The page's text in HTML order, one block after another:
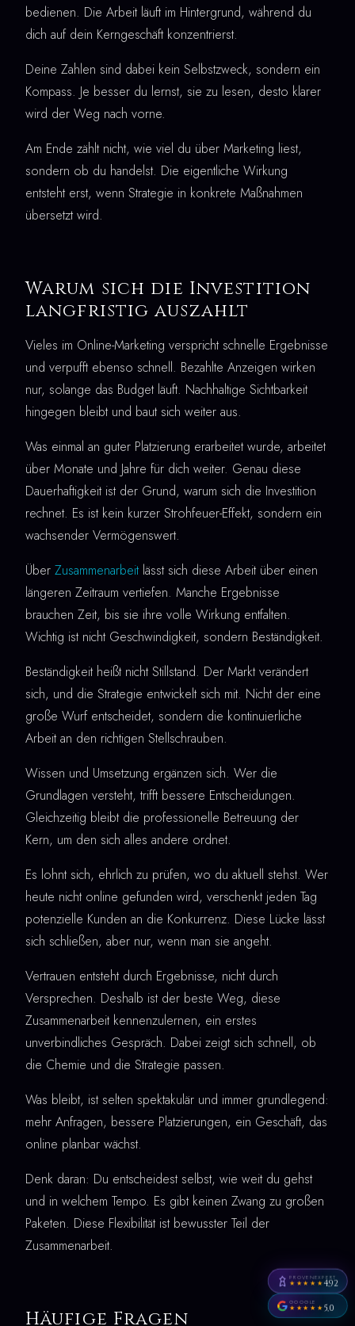
bedienen. Die Arbeit läuft im Hintergrund, während du
dich auf dein Kerngeschäft konzentrierst.
Deine Zahlen sind dabei kein Selbstzweck, sondern ein
Kompass. Je besser du lernst, sie zu lesen, desto klarer
wird der Weg nach vorne.
Am Ende zählt nicht, wie viel du über Marketing liest,
sondern ob du handelst. Die eigentliche Wirkung
entsteht erst, wenn Strategie in konkrete Maßnahmen
übersetzt wird.
Warum sich die Investition
langfristig auszahlt
Vieles im Online-Marketing verspricht schnelle Ergebnisse
und verpufft ebenso schnell. Bezahlte Anzeigen wirken
nur, solange das Budget läuft. Nachhaltige Sichtbarkeit
hingegen bleibt und baut sich weiter aus.
Was einmal an guter Platzierung erarbeitet wurde, arbeitet
über Monate und Jahre für dich weiter. Genau diese
Dauerhaftigkeit ist der Grund, warum sich die Investition
rechnet. Es ist kein kurzer Strohfeuer-Effekt, sondern ein
wachsender Vermögenswert.
Über Zusammenarbeit lässt sich diese Arbeit über einen
längeren Zeitraum vertiefen. Manche Ergebnisse
brauchen Zeit, bis sie ihre volle Wirkung entfalten.
Wichtig ist nicht Geschwindigkeit, sondern Beständigkeit.
Beständigkeit heißt nicht Stillstand. Der Markt verändert
sich, und die Strategie entwickelt sich mit. Nicht der eine
große Wurf entscheidet, sondern die kontinuierliche
Arbeit an den richtigen Stellschrauben.
Wissen und Umsetzung ergänzen sich. Wer die
Grundlagen versteht, trifft bessere Entscheidungen.
Gleichzeitig bleibt die professionelle Betreuung der
Kern, um den sich alles andere ordnet.
Es lohnt sich, ehrlich zu prüfen, wo du aktuell stehst. Wer
heute nicht online gefunden wird, verschenkt jeden Tag
potenzielle Kunden an die Konkurrenz. Diese Lücke lässt
sich schließen, aber nur, wenn man sie angeht.
Vertrauen entsteht durch Ergebnisse, nicht durch
Versprechen. Deshalb ist der beste Weg, diese
Zusammenarbeit kennenzulernen, ein erstes
unverbindliches Gespräch. Dabei zeigt sich schnell, ob
die Chemie und die Strategie passen.
Was bleibt, ist selten spektakulär und immer grundlegend:
mehr Anfragen, bessere Platzierungen, ein Geschäft, das
online planbar wächst.
Denk daran: Du entscheidest selbst, wie weit du gehst
und in welchem Tempo. Es gibt keinen Zwang zu großen
Paketen. Diese Flexibilität ist bewusster Teil der
Zusammenarbeit.
Häufige Fragen
PROVENEXPERT
★★★★★4,92
GOOGLE
★★★★★5,0